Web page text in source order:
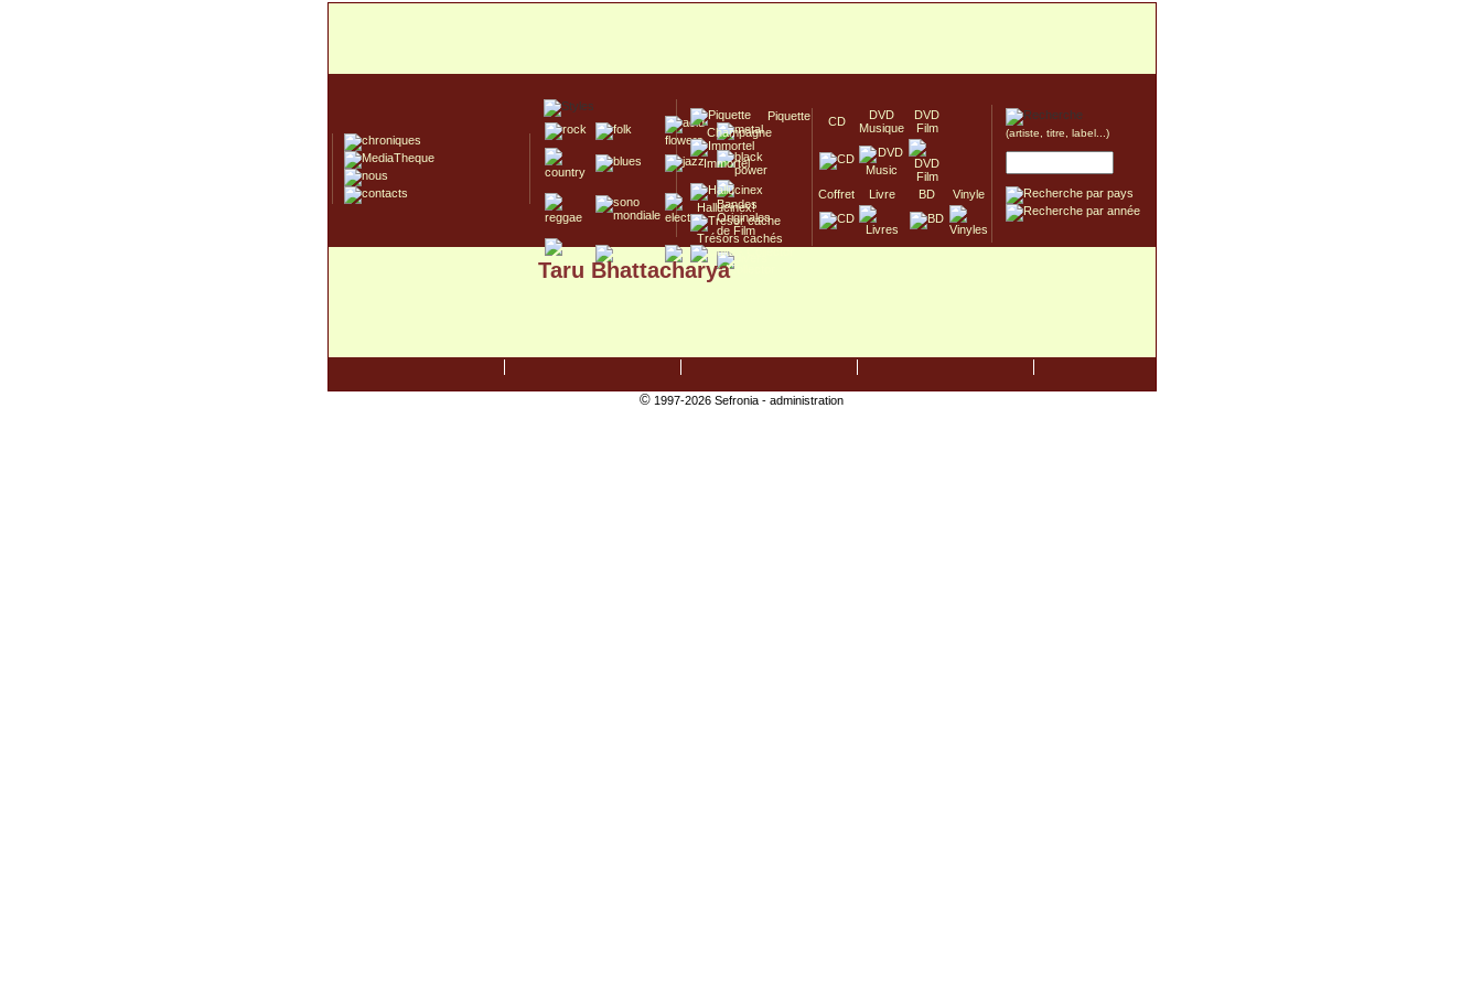
Piquette
Champagne
Immortel
Hallucinex!
Trésors cachés
Culte/Collector
CD
DVD
Musique
DVD
Film
Coffret Livre BD Vinyle
(artiste, titre, label...)
Taru Bhattacharya
©1997-2026 Sefronia - administration